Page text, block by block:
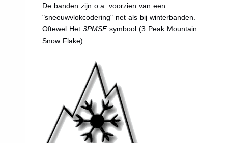
De banden zijn o.a. voorzien van een
"sneeuwvlokcodering" net als bij winterbanden.
Oftewel Het3PMSFsymbool (3 Peak Mountain
Snow Flake)